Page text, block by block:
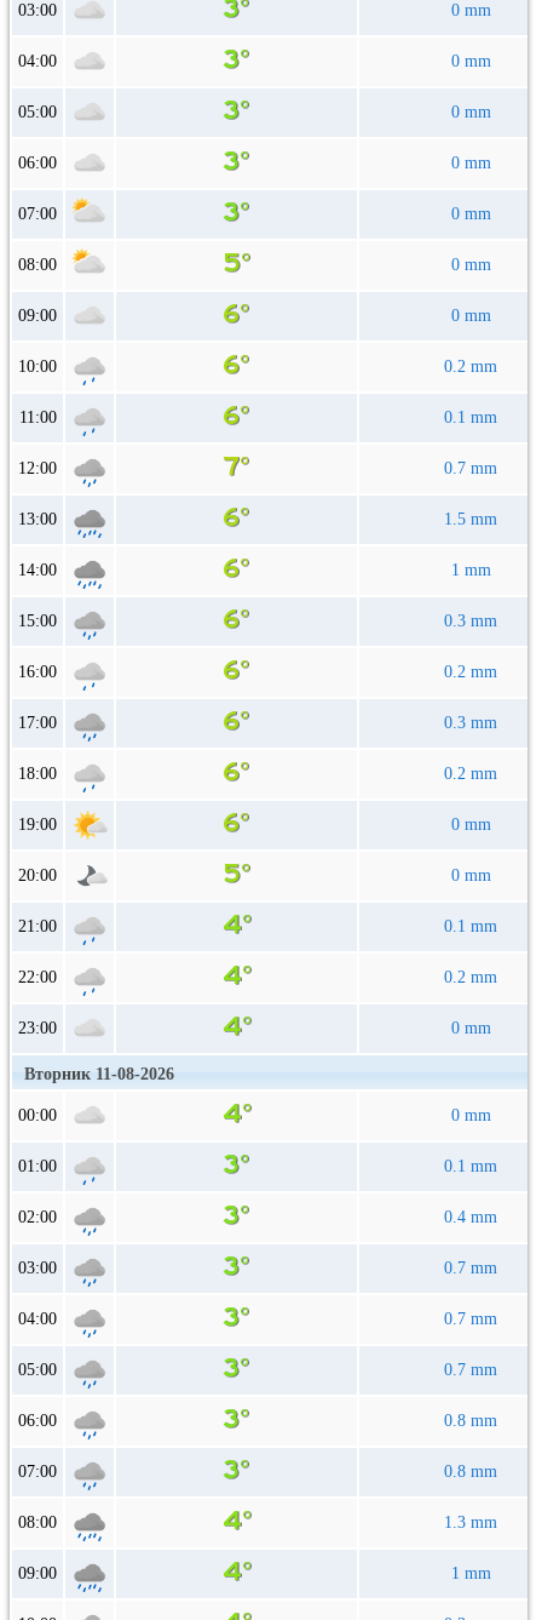
03:00 0 mm
04:00 0 mm
05:00 0 mm
06:00 0 mm
07:00 0 mm
08:00 0 mm
09:00 0 mm
10:00 0.2 mm
11:00 0.1 mm
12:00 0.7 mm
13:00 1.5 mm
14:00 1 mm
15:00 0.3 mm
16:00 0.2 mm
17:00 0.3 mm
18:00 0.2 mm
19:00 0 mm
20:00 0 mm
21:00 0.1 mm
22:00 0.2 mm
23:00 0 mm
Вторник 11-08-2026
00:00 0 mm
01:00 0.1 mm
02:00 0.4 mm
03:00 0.7 mm
04:00 0.7 mm
05:00 0.7 mm
06:00 0.8 mm
07:00 0.8 mm
08:00 1.3 mm
09:00 1 mm